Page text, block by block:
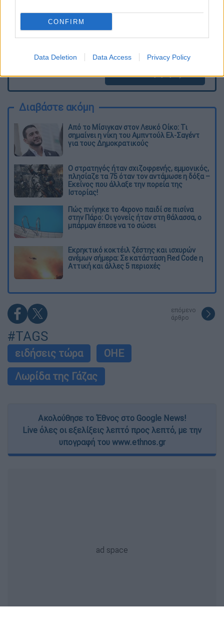
CONFIRM
Data Deletion Data Access Privacy Policy
καταχώρηση
Διαβάστε ακόμη
Από το Μίσιγκαν στον Λευκό Οίκο: Τι
σημαίνει η νίκη του Αμπντούλ Ελ-Σαγέντ
για τους Δημοκρατικούς
O στρατηγός ήταν σχιζοφρενής, εμμονικός,
πλησίαζε τα 75 όταν τον αντάμωσε η δόξα –
Εκείνος που άλλαξε την πορεία της
Ιστορίας!
Πώς πνίγηκε το 4χρονο παιδί σε πισίνα
στην Πάρο: Οι γονείς ήταν στη θάλασσα, ο
μπάρμαν έπεσε να το σώσει
Εκρηκτικό κοκτέιλ ζέστης και ισχυρών
ανέμων σήμερα: Σε κατάσταση Red Code η
Αττική και άλλες 5 περιοχές
επόμενο
άρθρο
#TAGS
ειδήσεις τώρα
ΟΗΕ
Λωρίδα της Γάζας
Ακολούθησε το Έθνος στο Google News!
Live όλες οι εξελίξεις λεπτό προς λεπτό, με την
υπογραφή του www.ethnos.gr